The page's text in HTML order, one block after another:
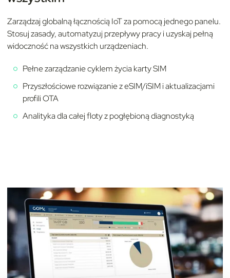
Zarządzaj globalną łącznością IoT za pomocą jednego panelu.
Stosuj zasady, automatyzuj przepływy pracy i uzyskaj pełną
widoczność na wszystkich urządzeniach.
Pełne zarządzanie cyklem życia karty SIM
Przyszłościowe rozwiązanie z eSIM/iSIM i aktualizacjami
profili OTA
Analityka dla całej floty z pogłębioną diagnostyką